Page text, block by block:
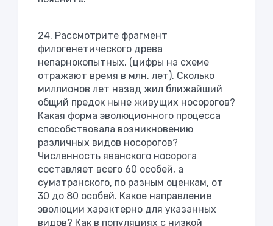
24. Рассмотрите фрагмент
филогенетического древа
непарнокопытных. (цифры на схеме
отражают время в млн. лет). Сколько
миллионов лет назад жил ближайший
общий предок ныне живущих носорогов?
Какая форма эволюционного процесса
способствовала возникновению
различных видов носорогов?
Численность яванского носорога
составляет всего 60 особей, а
суматранского, по разным оценкам, от
30 до 80 особей. Какое направление
эволюции характерно для указанных
видов? Как в популяциях с низкой